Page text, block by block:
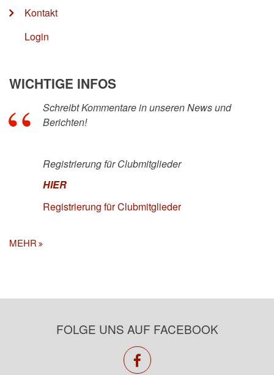
Kontakt
Login
WICHTIGE INFOS
Schreibt Kommentare in unseren News und
Berichten!
Registrierung für Clubmitglieder
HIER
Registrierung für Clubmitglieder
MEHR
FOLGE UNS AUF FACEBOOK
facebook